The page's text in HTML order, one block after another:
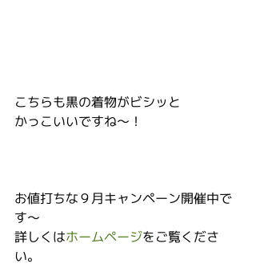
こちらも黒の着物がビシッと
かっこいいですね～！
お値打ちな９月キャンペーン開催中で
す～
詳しくはホームページをご覧くださ
い。